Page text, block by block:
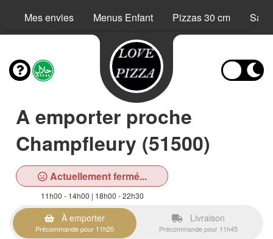
Mes envies Menus Enfant Pizzas 30 cm
A emporter proche
Champfleury (51500)
Actuellement fermé...
11h00 - 14h00 | 18h00 - 22h30
À emporter
Précommande pour 11h20
Livraison
Précommande pour 11h45